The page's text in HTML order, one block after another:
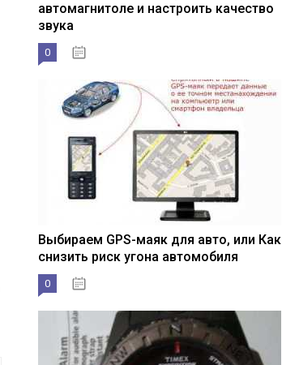
автомагнитоле и настроить качество
звука
0
Выбираем GPS-маяк для авто, или Как
снизить риск угона автомобиля
0